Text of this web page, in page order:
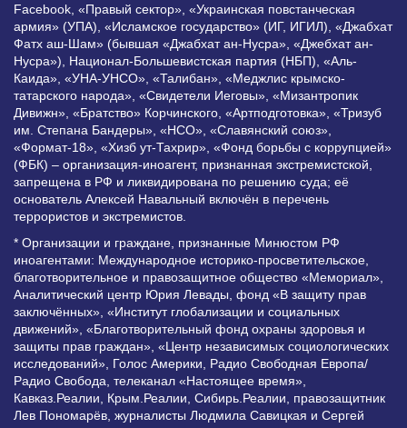
Facebook, «Правый сектор», «Украинская повстанческая
армия» (УПА), «Исламское государство» (ИГ, ИГИЛ), «Джабхат
Фатх аш-Шам» (бывшая «Джабхат ан-Нусра», «Джебхат ан-
Нусра»), Национал-Большевистская партия (НБП), «Аль-
Каида», «УНА-УНСО», «Талибан», «Меджлис крымско-
татарского народа», «Свидетели Иеговы», «Мизантропик
Дивижн», «Братство» Корчинского, «Артподготовка», «Тризуб
им. Степана Бандеры», «НСО», «Славянский союз»,
«Формат-18», «Хизб ут-Тахрир», «Фонд борьбы с коррупцией»
(ФБК) – организация-иноагент, признанная экстремистской,
запрещена в РФ и ликвидирована по решению суда; её
основатель Алексей Навальный включён в перечень
террористов и экстремистов.
* Организации и граждане, признанные Минюстом РФ
иноагентами: Международное историко-просветительское,
благотворительное и правозащитное общество «Мемориал»,
Аналитический центр Юрия Левады, фонд «В защиту прав
заключённых», «Институт глобализации и социальных
движений», «Благотворительный фонд охраны здоровья и
защиты прав граждан», «Центр независимых социологических
исследований», Голос Америки, Радио Свободная Европа/
Радио Свобода, телеканал «Настоящее время»,
Кавказ.Реалии, Крым.Реалии, Сибирь.Реалии, правозащитник
Лев Пономарёв, журналисты Людмила Савицкая и Сергей